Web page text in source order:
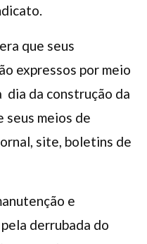
que seus
expressos por meio
dia da construção da
seus meios de
site, boletins de
e
derrubada do
TikTok